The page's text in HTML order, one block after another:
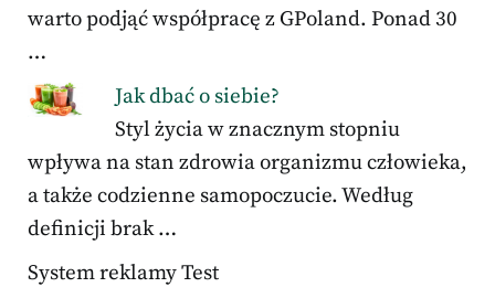
warto podjąć współpracę z GPoland. Ponad 30
…
Jak dbać o siebie?
Styl życia w znacznym stopniu
wpływa na stan zdrowia organizmu człowieka,
a także codzienne samopoczucie. Według
definicji brak …
System reklamy Test